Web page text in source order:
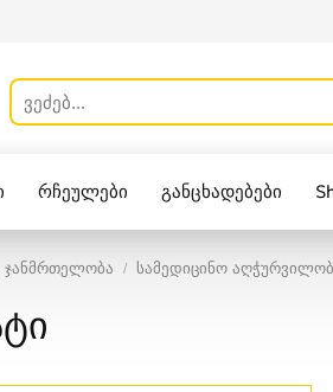
რჩეულები განცხადებები
ჯანმრთელობა სამედიცინო